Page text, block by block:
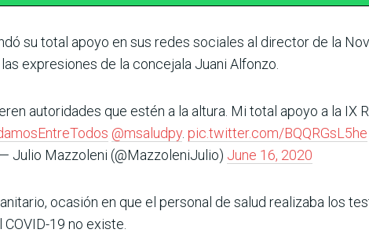
su total apoyo en sus redes sociales al director de la
expresiones de la concejala Juani Alfonzo.
autoridades que estén a la altura. Mi total apoyo a la IX
@msaludpy. pic.twitter.com/BQQRGsL5he
— Julio Mazzoleni (@MazzoleniJulio) June 16, 2020
ocasión en que el personal de salud realizaba los
19 no existe.